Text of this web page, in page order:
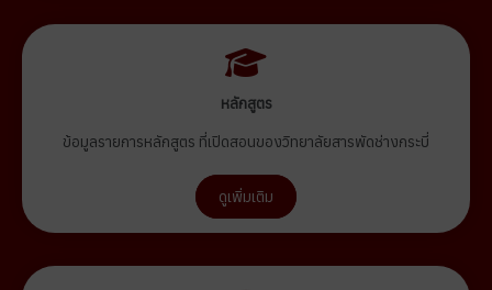
หลักสูตร
ข้อมูลรายการหลักสูตร ที่เปิดสอนของวิทยาลัยสารพัดช่างกระบี่
ดูเพิ่มเติม